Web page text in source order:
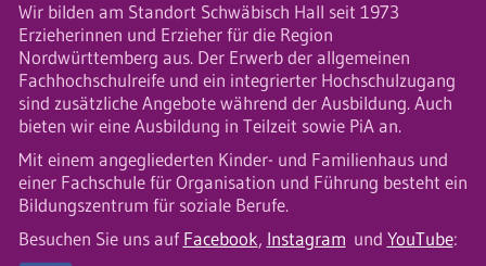
Wir bilden am Standort Schwäbisch Hall seit 1973
Erzieherinnen und Erzieher für die Region
Nordwürttemberg aus. Der Erwerb der allgemeinen
Fachhochschulreife und ein integrierter Hochschulzugang
sind zusätzliche Angebote während der Ausbildung. Auch
bieten wir eine Ausbildung in Teilzeit sowie PiA an.
Mit einem angegliederten Kinder- und Familienhaus und
einer Fachschule für Organisation und Führung besteht ein
Bildungszentrum für soziale Berufe.
Besuchen Sie uns auf Facebook, Instagram und YouTube: